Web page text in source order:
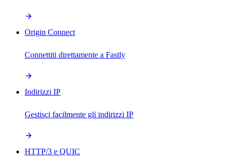
Origin Connect
Connettiti direttamente a Fastly
Indirizzi IP
Gestisci facilmente gli indirizzi IP
HTTP/3 e QUIC